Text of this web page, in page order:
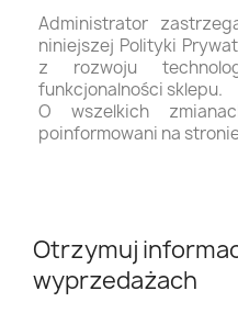
Administrator
niniejszej Polityki
z rozwoju
funkcjonalności sklepu.
O wszelkich
poinformowani na
Otrzymuj
wyprzedażach